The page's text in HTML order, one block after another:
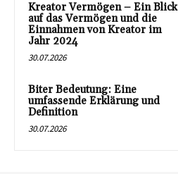
Kreator Vermögen – Ein Blick
auf das Vermögen und die
Einnahmen von Kreator im
Jahr 2024
30.07.2026
Biter Bedeutung: Eine
umfassende Erklärung und
Definition
30.07.2026